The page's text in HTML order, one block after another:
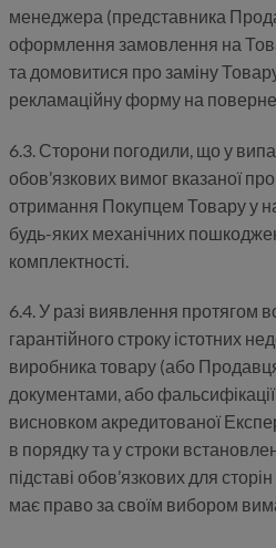
менеджера (представника
оформлення замовлення на
та домовитися про заміну
рекламаційну форму на
6.3. Сторони погодили, що у
обов’язкових вимог вказаної
отримання Покупцем Товару у
будь-яких механічних
комплектності.
6.4. У разі виявлення протягом
гарантійного строку істотних
виробника товару (або
документами, або
висновком акредитованої
в порядку та у строки
підставі обов’язкових для
має право за своїм вибором